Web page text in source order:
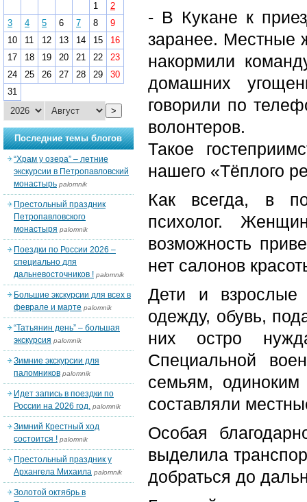
- В Кукане к
заранее. Местные
накормили
домашних
говорили по
волонтеров.
Такое
нашего «Тёплого
Как всегда, в
психолог.
возможность
нет салонов
Дети и взрослые
одежду, обувь,
них остро
Специальной
семьям,
составляли
Особая
выделила
добраться до
1
2
3
4 5 6 7 8
9
10
11 12 13 14 15
16
17
18 19 20 21 22
23
24
25 26 27 28 29
30
31
>
Последние темы блогов
“Храм у озера” – летние
экскурсии в Петропавловский
монастырь palomnik
Престольный праздник
Петропавловского
монастыря palomnik
Поездки по России 2026 –
специально для
дальневосточников ! palomnik
Большие экскурсии для всех в
феврале и марте palomnik
“Татьянин день” – большая
экскурсия palomnik
Зимние экскурсии для
паломников palomnik
Идет запись в поездки по
России на 2026 год. palomnik
Зимний Крестный ход
состоится ! palomnik
Престольный праздник у
Архангела Михаила palomnik
Золотой октябрь в